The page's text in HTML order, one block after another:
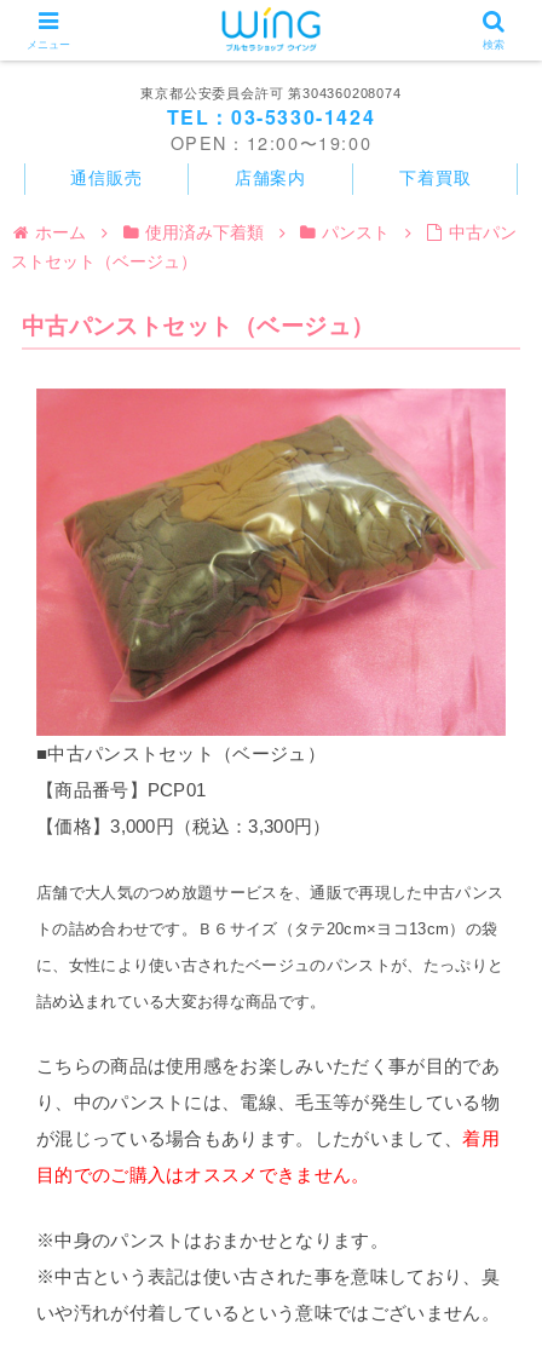
東京都公安委員会許可 第304360208074
TEL：03-5330-1424
OPEN：12:00〜19:00
通信販売 店舗案内 下着買取
ホーム 使用済み下着類 パンスト
中古パン
ストセット（ベージュ）
中古パンストセット（ベージュ）
■中古パンストセット（ベージュ）
【商品番号】PCP01
【価格】3,000円（税込：3,300円）
店舗で大人気のつめ放題サービスを、通販で再現した中古パンス
トの詰め合わせです。Ｂ６サイズ（タテ20cm×ヨコ13cm）の袋
に、女性により使い古されたベージュのパンストが、たっぷりと
詰め込まれている大変お得な商品です。
こちらの商品は使用感をお楽しみいただく事が目的であ
り、中のパンストには、電線、毛玉等が発生している物
が混じっている場合もあります。したがいまして、着用
目的でのご購入はオススメできません。
※中身のパンストはおまかせとなります。
※中古という表記は使い古された事を意味しており、臭
いや汚れが付着しているという意味ではございません。
メニュー 検索